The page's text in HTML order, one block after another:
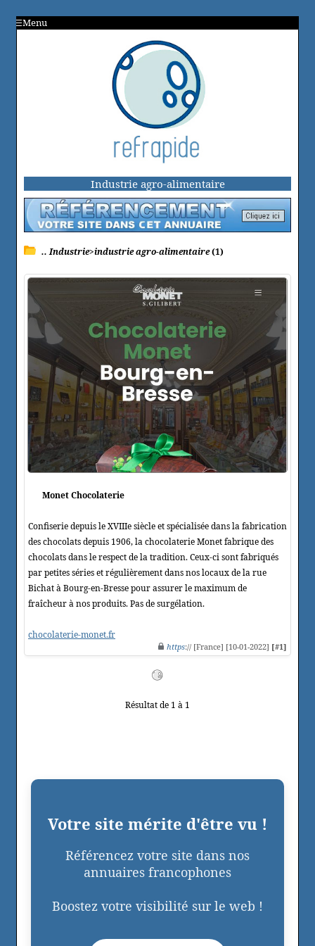
Menu
Industrie agro-alimentaire
.. Industrie>industrie agro-alimentaire(1)
Monet Chocolaterie
Confiserie depuis le XVIIIe siècle et spécialisée dans la fabrication
des chocolats depuis 1906, la chocolaterie Monet fabrique des
chocolats dans le respect de la tradition. Ceux-ci sont fabriqués
par petites séries et régulièrement dans nos locaux de la rue
Bichat à Bourg-en-Bresse pour assurer le maximum de
fraîcheur à nos produits. Pas de surgélation.
chocolaterie-monet.fr
https:// [France] [10-01-2022] [#1]
Résultat de 1 à 1
Votre site mérite d'être vu !
Référencez votre site dans nos
annuaires francophones
Boostez votre visibilité sur le web !